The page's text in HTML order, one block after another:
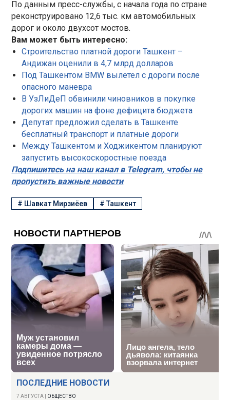
ПОСЛЕДНИЕ НОВОСТИ
7 АВГУСТА ОБЩЕСТВО
По данным пресс-службы, с начала года по стране
реконструировано 12,6 тыс. км автомобильных
дорог и около двухсот мостов.
Вам может быть интересно:
Строительство платной дороги Ташкент –
Андижан оценили в 4,7 млрд долларов
Под Ташкентом ВМW вылетел с дороги после
опасного маневра
В УзЛиДеП обвинили чиновников в покупке
дорогих машин на фоне дефицита бюджета
Депутат предложил сделать в Ташкенте
бесплатный транспорт и платные дороги
Между Ташкентом и Ходжикентом планируют
запустить высокоскоростные поезда
Подпишитесь на наш канал в Telegram, чтобы не
пропустить важные новости
# Шавкат Мирзиёев #Ташкент